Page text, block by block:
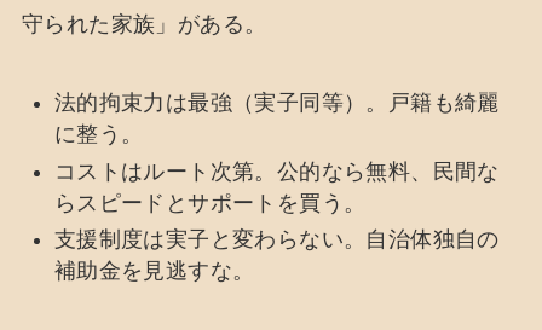
守られた家族」がある。
法的拘束力は最強（実子同等）。戸籍も綺麗
に整う。
コストはルート次第。公的なら無料、民間な
らスピードとサポートを買う。
支援制度は実子と変わらない。自治体独自の
補助金を見逃すな。